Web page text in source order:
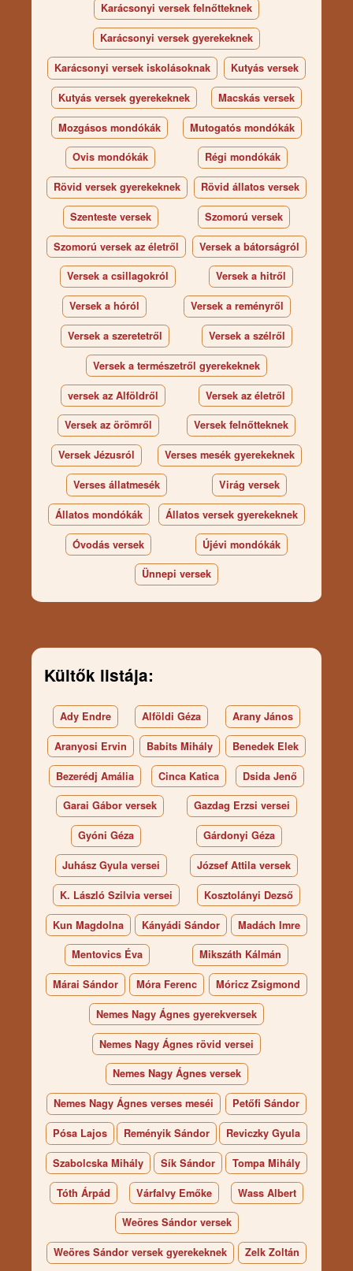
Karácsonyi versek felnőtteknek
Karácsonyi versek gyerekeknek
Karácsonyi versek iskolásoknak Kutyás versek
Kutyás versek gyerekeknek Macskás versek
Mozgásos mondókák Mutogatós mondókák
Ovis mondókák Régi mondókák
Rövid versek gyerekeknek Rövid állatos versek
Szenteste versek Szomorú versek
Szomorú versek az életről Versek a bátorságról
Versek a csillagokról Versek a hitről
Versek a hóról Versek a reményről
Versek a szeretetről Versek a szélről
Versek a természetről gyerekeknek
versek az Alföldről Versek az életről
Versek az örömről Versek felnőtteknek
Versek Jézusról Verses mesék gyerekeknek
Verses állatmesék Virág versek
Állatos mondókák Állatos versek gyerekeknek
Óvodás versek Újévi mondókák
Ünnepi versek
Kültők listája:
Ady Endre Alföldi Géza Arany János
Aranyosi Ervin Babits Mihály Benedek Elek
Bezerédj Amália Cinca Katica Dsida Jenő
Garai Gábor versek Gazdag Erzsi versei
Gyóni Géza Gárdonyi Géza
Juhász Gyula versei József Attila versek
K. László Szilvia versei Kosztolányi Dezső
Kun Magdolna Kányádi Sándor Madách Imre
Mentovics Éva Mikszáth Kálmán
Márai Sándor Móra Ferenc Móricz Zsigmond
Nemes Nagy Ágnes gyerekversek
Nemes Nagy Ágnes rövid versei
Nemes Nagy Ágnes versek
Nemes Nagy Ágnes verses meséi Petőfi Sándor
Pósa Lajos Reményik Sándor Reviczky Gyula
Szabolcska Mihály Sík Sándor Tompa Mihály
Tóth Árpád Várfalvy Emőke Wass Albert
Weöres Sándor versek
Weöres Sándor versek gyerekeknek Zelk Zoltán